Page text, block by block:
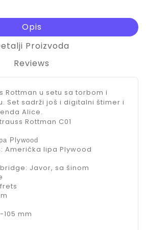
Opis
Proizvoda
Reviews
Rottman u setu sa torbom i
Set sadrži još i digitalni štimer i
Alice.
Rottman C01
Plywood
Američka lipa Plywood
Javor, sa šinom
mm